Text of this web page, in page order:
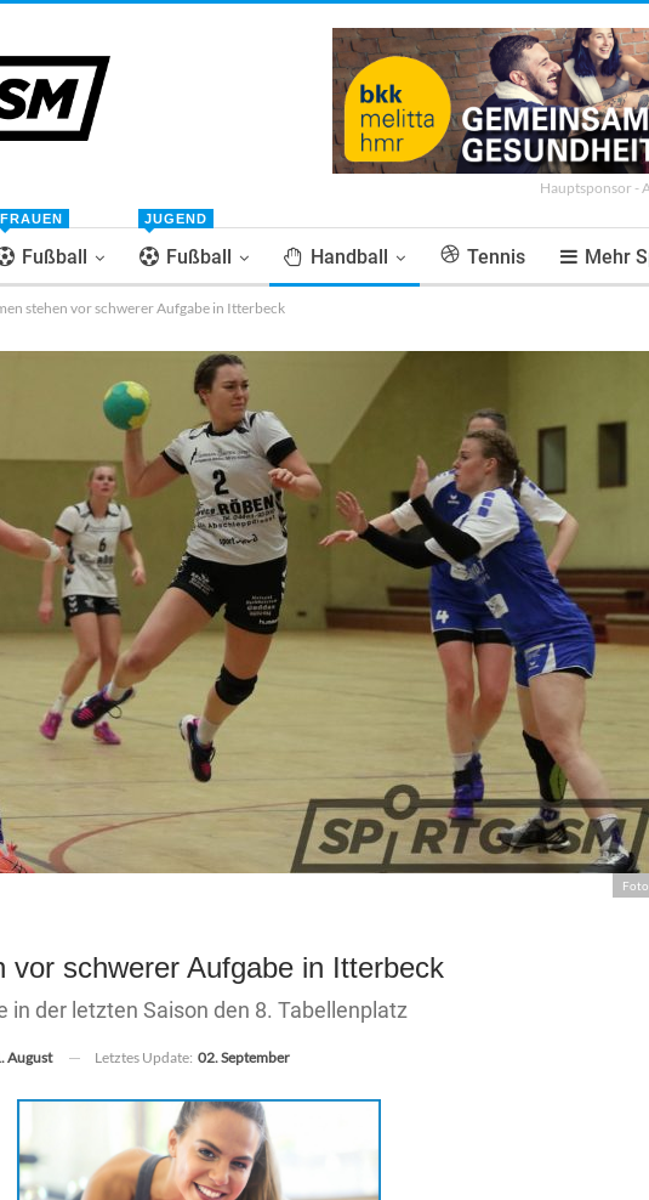
Hauptsponsor -
Fußball
FRAUEN
Fußball
JUGEND
Handball Tennis Mehr
stehen vor schwerer Aufgabe in Itterbeck
vor schwerer Aufgabe in Itterbeck
in der letzten Saison den 8. Tabellenplatz
August Letztes Update: 02. September